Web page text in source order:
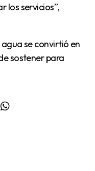
los servicios”,
sostener para